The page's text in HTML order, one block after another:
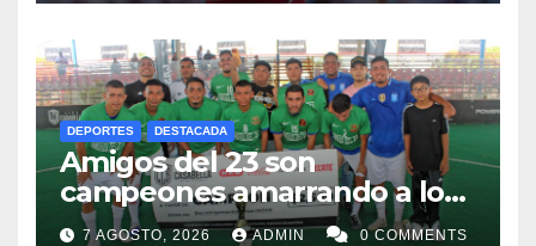
DEPORTES DESTACADA
Amigos del 23 son
campeones amarrando a los
“Perros Bravos”
7 AGOSTO, 2026 ADMIN 0 COMMENTS